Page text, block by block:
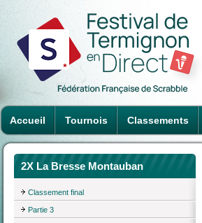
Accueil Tournois Classements
2X La Bresse Montauban
Classement final
Partie 3